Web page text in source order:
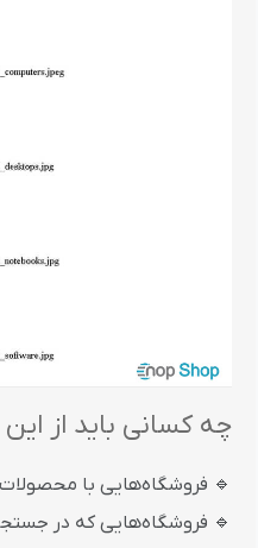
چه کسانی باید از
🔹 فروشگاه‌هایی با